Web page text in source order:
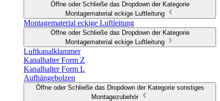
Öffne oder Schließe das Dropdown der Kategorie
Montagematerial eckige Luftleitung
Montagematerial eckige Luftleitung
Öffne oder Schließe das Dropdown der Kategorie
Montagematerial eckige Luftleitung
Luftkanalklammer
Kanalhalter Form Z
Kanalhalter Form L
Aufhängebolzen
Öffne oder Schließe das Dropdown der Kategorie sonstiges
Montagezubehör